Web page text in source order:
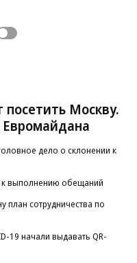
Москву.
дело о склонении к
к выполнению обещаний
план сотрудничества по
19 начали выдавать QR-